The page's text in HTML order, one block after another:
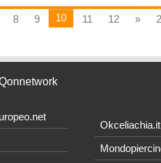
8 9 10 11 12 »
Okceliachia.it